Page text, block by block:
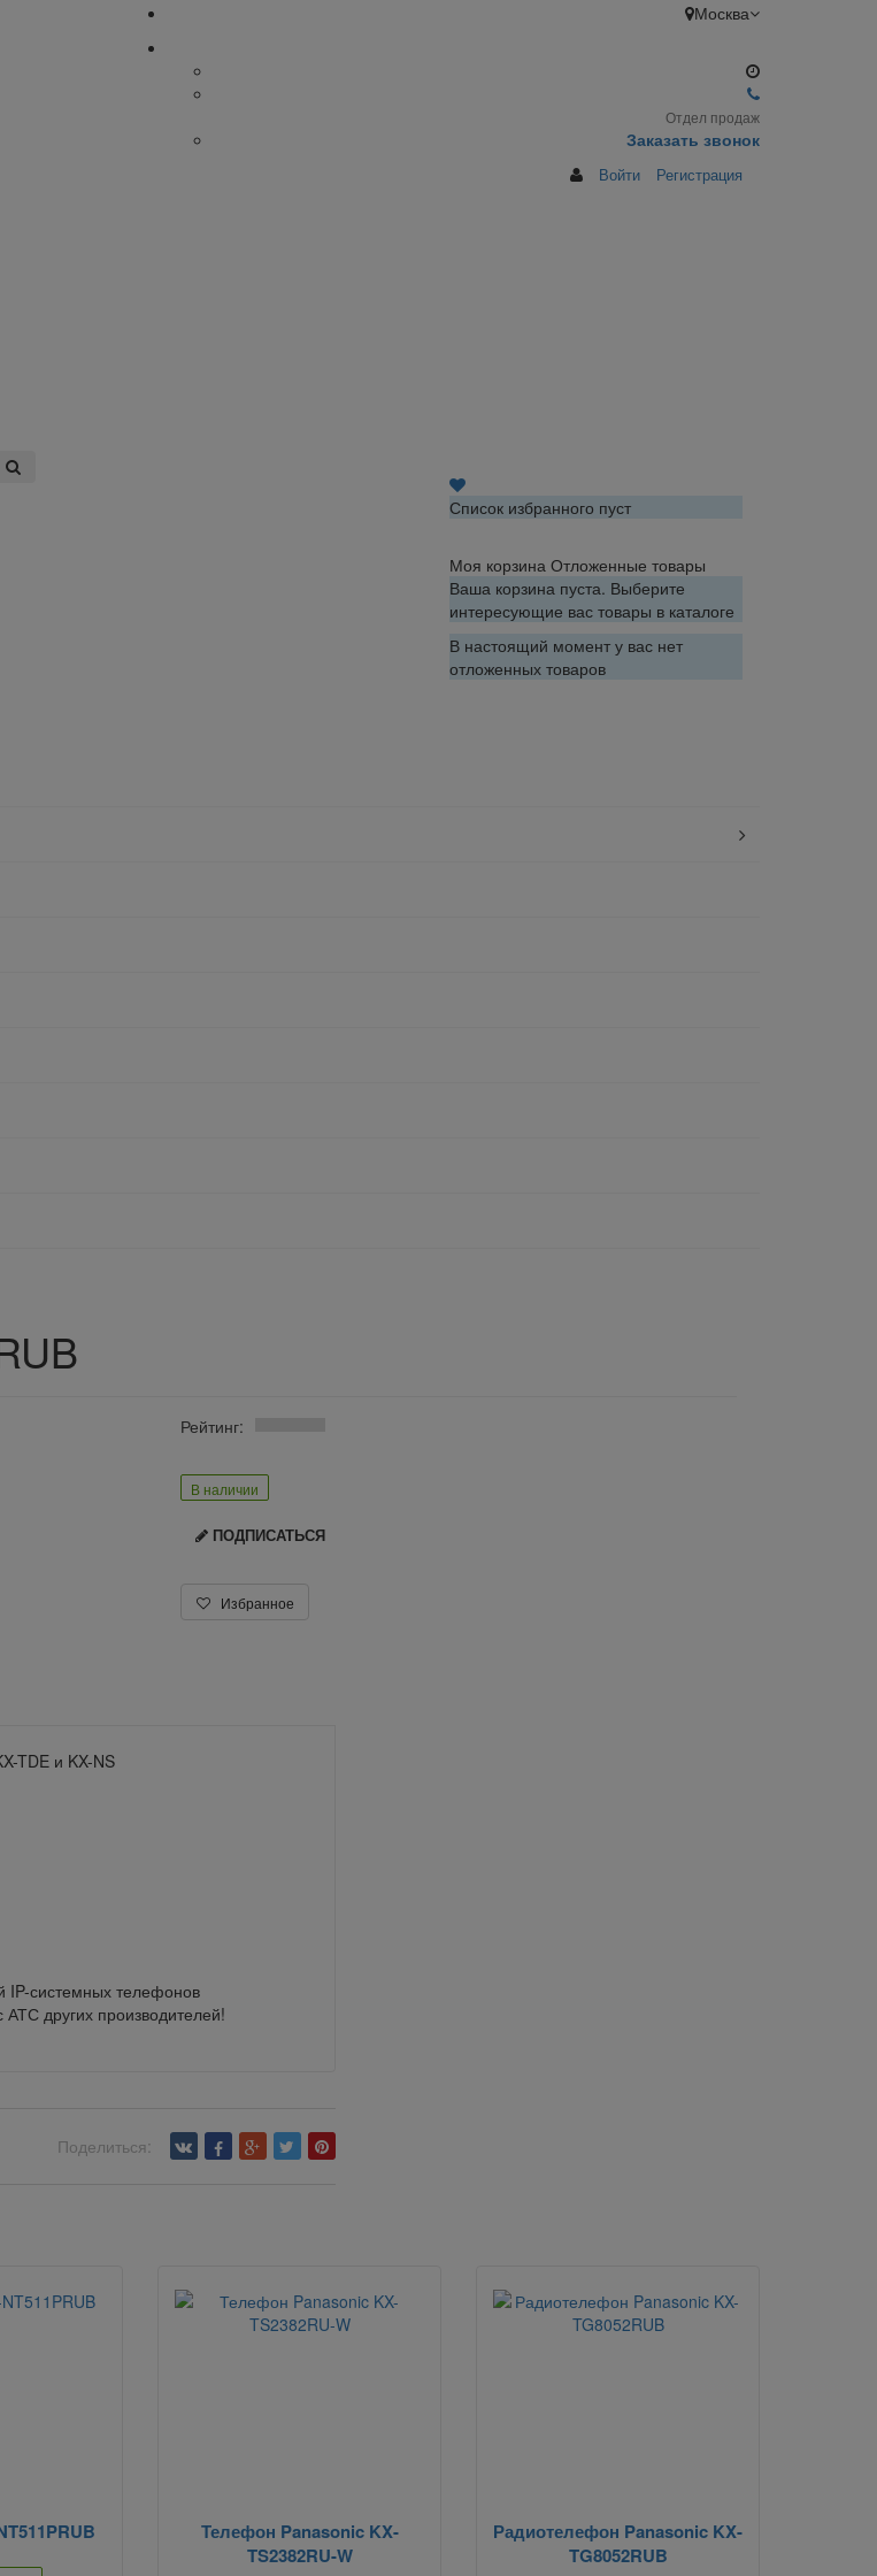
Москва
Отдел продаж
Заказать звонок
Войти Регистрация
Список избранного пуст
Моя корзина Отложенные товары
Ваша корзина пуста. Выберите
интересующие вас товары в каталоге
В настоящий момент у вас нет
отложенных товаров
Рейтинг:
В наличии
ПОДПИСАТЬСЯ
Избранное
TDE и KX-NS
IP-системных телефонов
других производителей!
Поделиться:
Телефон Panasonic KX-
TS2382RU-W
Радиотелефон Panasonic KX-
TG8052RUB